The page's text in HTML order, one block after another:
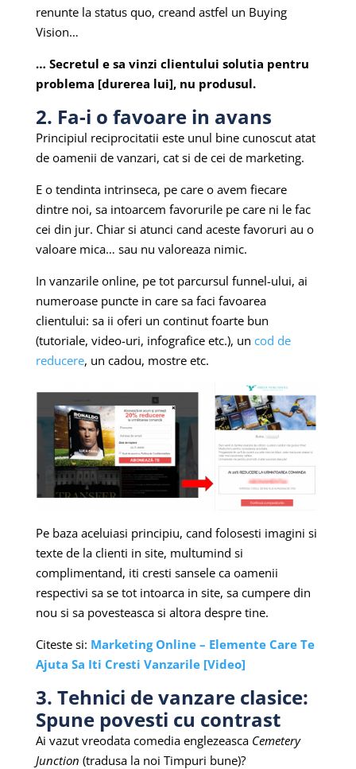
renunte la status quo, creand astfel un Buying
Vision…
… Secretul e sa vinzi clientului solutia pentru
problema [durerea lui], nu produsul.
2. Fa-i o favoare in avans
Principiul reciprocitatii este unul bine cunoscut atat
de oamenii de vanzari, cat si de cei de marketing.
E o tendinta intrinseca, pe care o avem fiecare
dintre noi, sa intoarcem favorurile pe care ni le fac
cei din jur. Chiar si atunci cand aceste favoruri au o
valoare mica… sau nu valoreaza nimic.
In vanzarile online, pe tot parcursul funnel-ului, ai
numeroase puncte in care sa faci favoarea
clientului: sa ii oferi un continut foarte bun
(tutoriale, video-uri, infografice etc.), un cod de
reducere, un cadou, mostre etc.
Pe baza aceluiasi principiu, cand folosesti imagini si
texte de la clienti in site, multumind si
complimentand, iti cresti sansele ca oamenii
respectivi sa se tot intoarca in site, sa cumpere din
nou si sa povesteasca si altora despre tine.
Citeste si: Marketing Online – Elemente Care Te
Ajuta Sa Iti Cresti Vanzarile [Video]
3. Tehnici de vanzare clasice:
Spune povesti cu contrast
Ai vazut vreodata comedia englezeasca Cemetery
Junction (tradusa la noi Timpuri bune)?